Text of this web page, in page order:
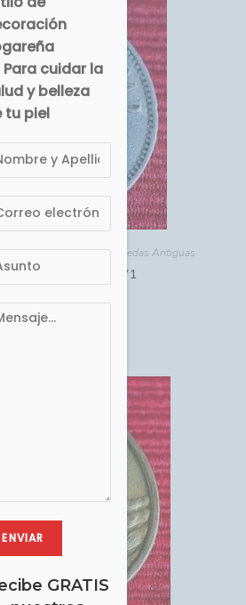
,Monedas Antiguas,Monedas Antiguas
5 Centavos 1971
USD $3.00
Para cuidar la
y belleza
tu piel
GRATIS